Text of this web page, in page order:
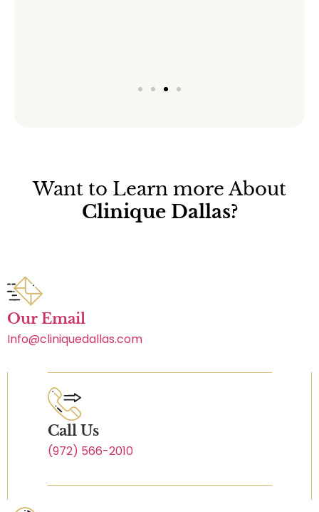
Want to Learn more About
Clinique Dallas?
Our Email
Info@cliniquedallas.com
Call Us
(972) 566-2010